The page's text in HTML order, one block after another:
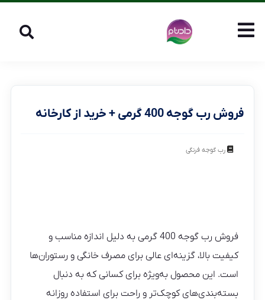
فروش رب گوجه 400 گرمی + خرید از کارخانه
رب گوجه فرنگی
فروش رب گوجه 400 گرمی به دلیل اندازه مناسب و
کیفیت بالا، گزینه‌ای عالی برای مصرف خانگی و رستوران‌ها
است. این محصول به‌ویژه برای کسانی که به دنبال
بسته‌بندی‌های کوچک‌تر و راحت برای استفاده روزانه